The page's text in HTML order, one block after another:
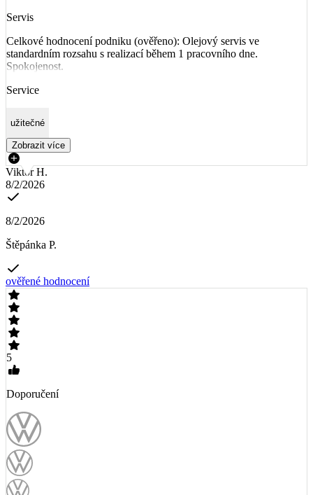
Servis
Celkové hodnocení podniku (ověřeno): Olejový servis ve
standardním rozsahu s realizací během 1 pracovního dne.
Spokojenost.
Service
užitečné
Zobrazit více
Viktor H.
8/2/2026
8/2/2026
Štěpánka P.
ověřené hodnocení
5
Doporučení